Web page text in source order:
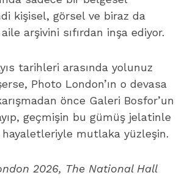
kişisel, görsel ve biraz da
arşivini sıfırdan inşa ediyor.
tarihleri arasında yolunuz
Photo London’ın o devasa
önce Galeri Bosfor’un
geçmişin bu gümüş jelatinle
mutlaka yüzleşin.
2026, The National Hall